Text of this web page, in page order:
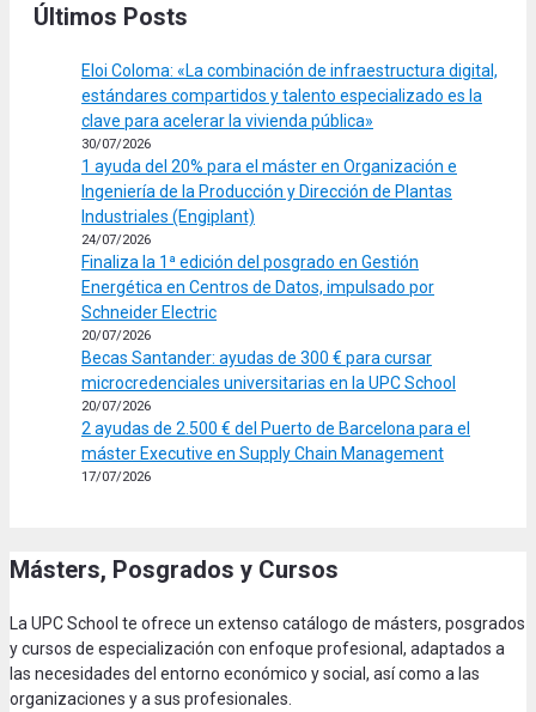
Últimos Posts
Eloi Coloma: «La combinación de infraestructura digital,
estándares compartidos y talento especializado es la
clave para acelerar la vivienda pública»
30/07/2026
1 ayuda del 20% para el máster en Organización e
Ingeniería de la Producción y Dirección de Plantas
Industriales (Engiplant)
24/07/2026
Finaliza la 1ª edición del posgrado en Gestión
Energética en Centros de Datos, impulsado por
Schneider Electric
20/07/2026
Becas Santander: ayudas de 300 € para cursar
microcredenciales universitarias en la UPC School
20/07/2026
2 ayudas de 2.500 € del Puerto de Barcelona para el
máster Executive en Supply Chain Management
17/07/2026
Másters, Posgrados y Cursos
La UPC School te ofrece un extenso catálogo de másters, posgrados
y cursos de especialización con enfoque profesional, adaptados a
las necesidades del entorno económico y social, así como a las
organizaciones y a sus profesionales.